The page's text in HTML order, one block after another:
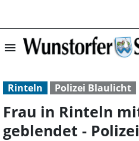
menu
Rinteln Polizei Blaulicht
Frau in Rinteln
geblendet -